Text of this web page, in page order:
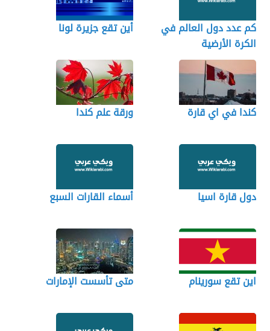
كم عدد دول العالم في
الكرة الأرضية
أين تقع جزيرة لونا
كندا في اي قارة ورقة علم كندا
دول قارة اسيا أسماء القارات السبع
اين تقع سورينام متى تأسست الإمارات